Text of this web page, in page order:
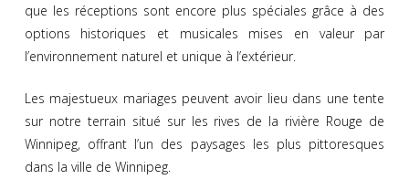
que les réceptions sont encore plus spéciales grâce à des
options historiques et musicales mises en valeur par
l’environnement naturel et unique à l’extérieur.
Les majestueux mariages peuvent avoir lieu dans une tente
sur notre terrain situé sur les rives de la rivière Rouge de
Winnipeg, offrant l’un des paysages les plus pittoresques
dans la ville de Winnipeg.